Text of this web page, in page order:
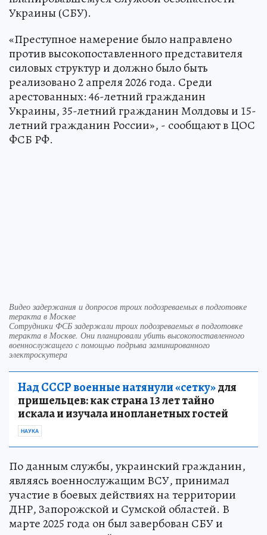
Украины (СБУ).
«Преступное намерение было направлено
против высокопоставленного представителя
силовых структур и должно было быть
реализовано 2 апреля 2026 года. Среди
арестованных: 46-летний гражданин
Украины, 35-летний гражданин Молдовы и 15-
летний гражданин России», - сообщают в ЦОС
ФСБ РФ.
Видео задержания и допросов троих подозреваемых в подготовке
теракта в Москве
Сотрудники ФСБ задержали троих подозреваемых в подготовке
теракта в Москве. Они планировали убить высокопоставленного
военнослужащего с помощью подрыва заминированного
электроскутера
Над СССР военные натянули «сетку»для
пришельцев: как страна 13 лет тайно
искала и изучала инопланетных гостей
НАУКА
По данным службы, украинский гражданин,
являясь военнослужащим ВСУ, принимал
участие в боевых действиях на территории
ДНР, Запорожской и Сумской областей. В
марте 2025 года он был завербован СБУ и